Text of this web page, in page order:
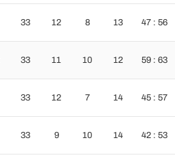
33 12 8 13 47 : 56
33 11 10 12 59 : 63
33 12 7 14 45 : 57
33 9 10 14 42 : 53